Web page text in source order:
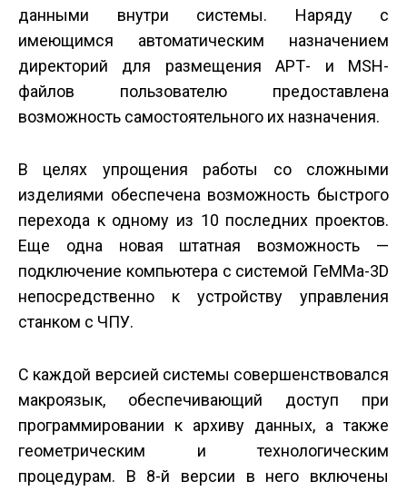
данными внутри системы. Наряду с
имеющимся автоматическим назначением
директорий для размещения АРТ- и MSH-
файлов пользователю предоставлена
возможность самостоятельного их назначения.
В целях упрощения работы со сложными
изделиями обеспечена возможность быстрого
перехода к одному из 10 последних проектов.
Еще одна новая штатная возможность —
подключение компьютера с системой ГеММа-3D
непосредственно к устройству управления
станком с ЧПУ.
С каждой версией системы совершенствовался
макроязык, обеспечивающий доступ при
программировании к архиву данных, а также
геометрическим и технологическим
процедурам. В 8-й версии в него включены